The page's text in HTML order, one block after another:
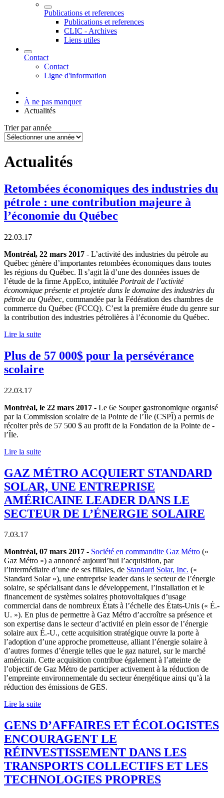
Publications et references
Publications et references
CLIC - Archives
Liens utiles
Contact
Contact
Ligne d'information
À ne pas manquer
Actualités
Trier par année
Actualités
Retombées économiques des industries du
pétrole : une contribution majeure à
l’économie du Québec
22.03.17
Montréal, 22 mars 2017 - L’activité des industries du pétrole au
Québec génère d’importantes retombées économiques dans toutes
les régions du Québec. Il s’agit là d’une des données issues de
l’étude de la firme AppEco, intitulée Portrait de l’activité
économique présente et projetée dans le domaine des industries du
pétrole au Québec, commandée par la Fédération des chambres de
commerce du Québec (FCCQ). C’est la première étude du genre sur
la contribution des industries pétrolières à l’économie du Québec.
Lire la suite
Plus de 57 000$ pour la persévérance
scolaire
22.03.17
Montréal, le 22 mars 2017 - Le 6e Souper gastronomique organisé
par la Commission scolaire de la Pointe­ de­ l’Île (CSPÎ) a permis de
récolter près de 57 500 $ au profit de la Fondation de la Pointe­ de ­
l’Île.
Lire la suite
GAZ MÉTRO ACQUIERT STANDARD
SOLAR, UNE ENTREPRISE
AMÉRICAINE LEADER DANS LE
SECTEUR DE L’ÉNERGIE SOLAIRE
7.03.17
Montréal, 07 mars 2017 - Société en commandite Gaz Métro («
Gaz Métro ») a annoncé aujourd’hui l’acquisition, par
l’intermédiaire d’une de ses filiales, de Standard Solar, Inc. («
Standard Solar »), une entreprise leader dans le secteur de l’énergie
solaire, se spécialisant dans le développement, l’installation et le
financement de systèmes solaires photovoltaïques d’usage
commercial dans de nombreux États à l’échelle des États-Unis (« É.-
U. »). En plus de permettre à Gaz Métro d’accroître sa présence et
son expertise dans le secteur d’activité en plein essor de l’énergie
solaire aux É.-U., cette acquisition stratégique ouvre la porte à
l’adoption d’une approche prometteuse, alliant l’énergie solaire à
d’autres formes d’énergie telles que le gaz naturel, sur le marché
américain. Cette acquisition contribue également à l’atteinte de
l’objectif de Gaz Métro de participer activement à la réduction de
l’empreinte environnementale du secteur énergétique ainsi qu’à la
réduction des émissions de GES.
Lire la suite
GENS D’AFFAIRES ET ÉCOLOGISTES
ENCOURAGENT LE
RÉINVESTISSEMENT DANS LES
TRANSPORTS COLLECTIFS ET LES
TECHNOLOGIES PROPRES